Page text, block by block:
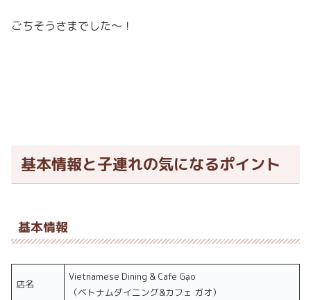
ごちそうさまでした～！
基本情報と子連れの気になるポイント
基本情報
店名
Vietnamese Dining & Cafe Gạo
（ベトナムダイニング&カフェ ガオ）